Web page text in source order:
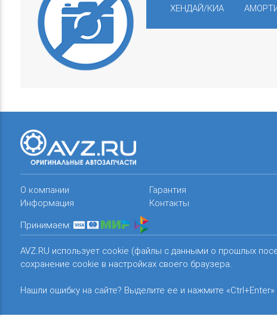
Basket.php ХЕНДАЙ/КИА
О компании
Информация
Гарантия
Контакты
Принимаем:
AVZ.RU использует cookie (файлы с данными о прошлых
сохранение cookie в настройках своего браузера.
Нашли ошибку на сайте? Выделите ее и нажмите «Ctrl+Enter»